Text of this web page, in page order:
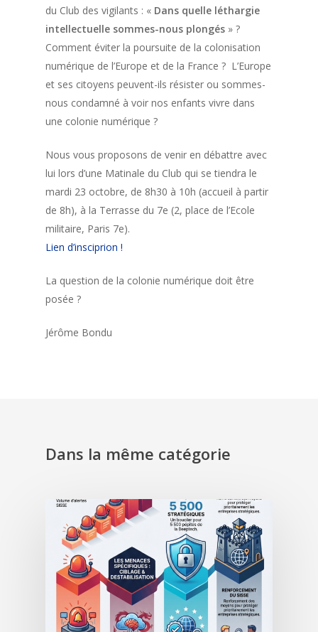
du Club des vigilants : « Dans quelle léthargie
intellectuelle sommes-nous plongés » ?
Comment éviter la poursuite de la colonisation
numérique de l’Europe et de la France ? L’Europe
et ses citoyens peuvent-ils résister ou sommes-
nous condamné à voir nos enfants vivre dans
une colonie numérique ?
Nous vous proposons de venir en débattre avec
lui lors d’une Matinale du Club qui se tiendra le
mardi 23 octobre, de 8h30 à 10h (accueil à partir
de 8h), à la Terrasse du 7e (2, place de l’Ecole
militaire, Paris 7e).
Lien d’insciprion !
La question de la colonie numérique doit être
posée ?
Jérôme Bondu
Dans la même catégorie